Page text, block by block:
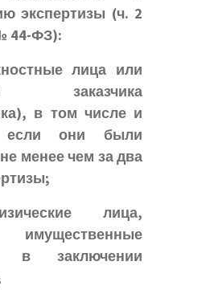
экспертизы (ч. 2
44-ФЗ):
лица или
заказчика
в том числе и
если они были
менее чем за два
лица,
имущественные
в заключении